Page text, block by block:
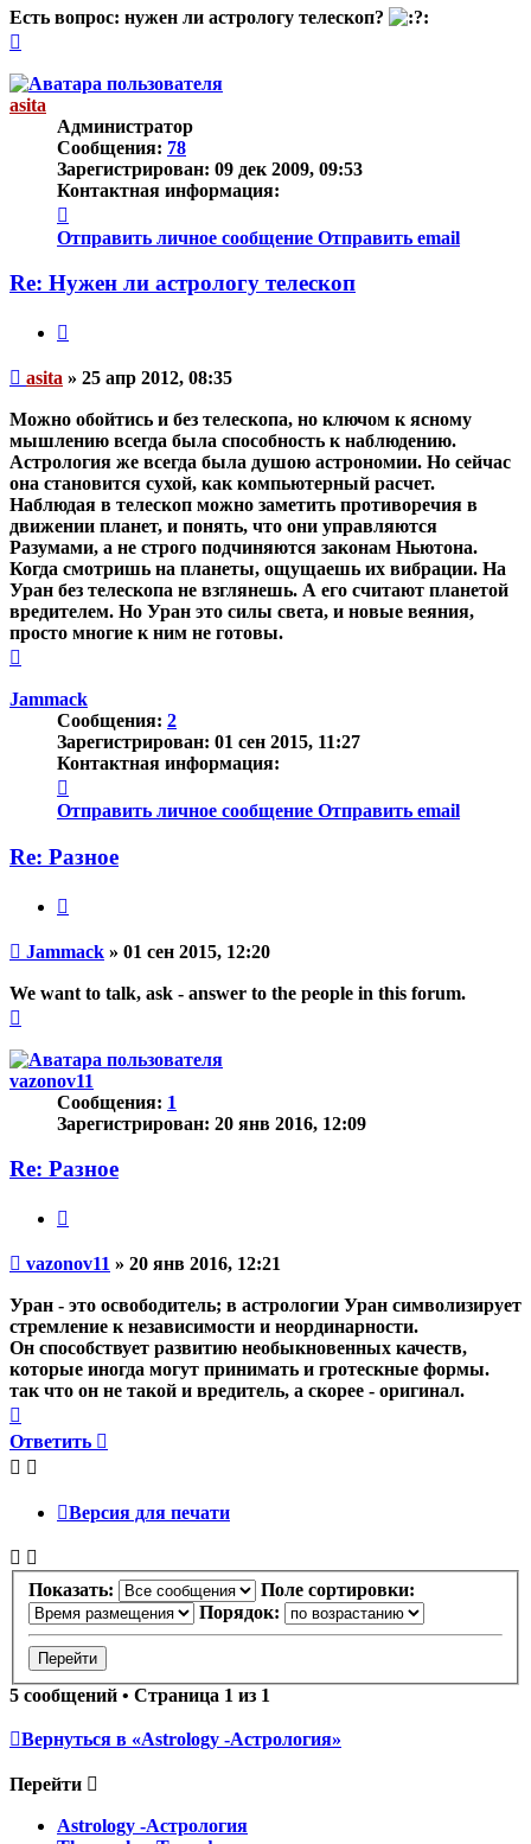
Есть вопрос: нужен ли астрологу телескоп?
началу
asita
Администратор
Сообщения: 78
Зарегистрирован: 09 дек 2009, 09:53
Контактная информация:
информация
пользователя
Отправить личное сообщение Отправить email
Re: Нужен ли астрологу телескоп
Непрочитанное
asita » 25 апр 2012, 08:35
Можно обойтись и без телескопа, но ключом к ясному
мышлению всегда была способность к наблюдению.
Астрология же всегда была душою астрономии. Но сейчас
она становится сухой, как компьютерный расчет.
Наблюдая в телескоп можно заметить противоречия в
движении планет, и понять, что они управляются
Разумами, а не строго подчиняются законам Ньютона.
Когда смотришь на планеты, ощущаешь их вибрации. На
Уран без телескопа не взглянешь. А его считают планетой
вредителем. Но Уран это силы света, и новые веяния,
просто многие к ним не готовы.
началу
Jammack
Сообщения: 2
Зарегистрирован: 01 сен 2015, 11:27
Контактная информация:
информация
пользователя
Отправить личное сообщение Отправить email
Re: Разное
Непрочитанное
Jammack » 01 сен 2015, 12:20
We want to talk, ask - answer to the people in this forum.
началу
vazonov11
Сообщения: 1
Зарегистрирован: 20 янв 2016, 12:09
Re: Разное
Непрочитанное
vazonov11 » 20 янв 2016, 12:21
Уран - это освободитель; в астрологии Уран символизирует
стремление к независимости и неординарности.
Он способствует развитию необыкновенных качеств,
которые иногда могут принимать и гротескные формы.
так что он не такой и вредитель, а скорее - оригинал.
к
началу
Ответить
Версия для печати
Показать:
Поле сортировки:
Порядок:
5 сообщений • Страница 1 из 1
Вернуться в «Astrology -Астрология»
Перейти
Astrology -Астрология